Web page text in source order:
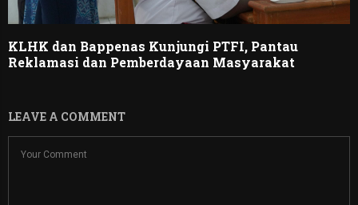
KLHK dan Bappenas Kunjungi PTFI, Pantau
Reklamasi dan Pemberdayaan Masyarakat
LEAVE A COMMENT